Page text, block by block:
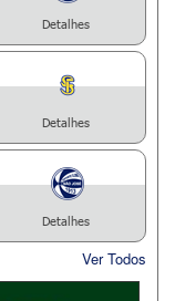
Detalhes
Detalhes
Detalhes
Ver Todos